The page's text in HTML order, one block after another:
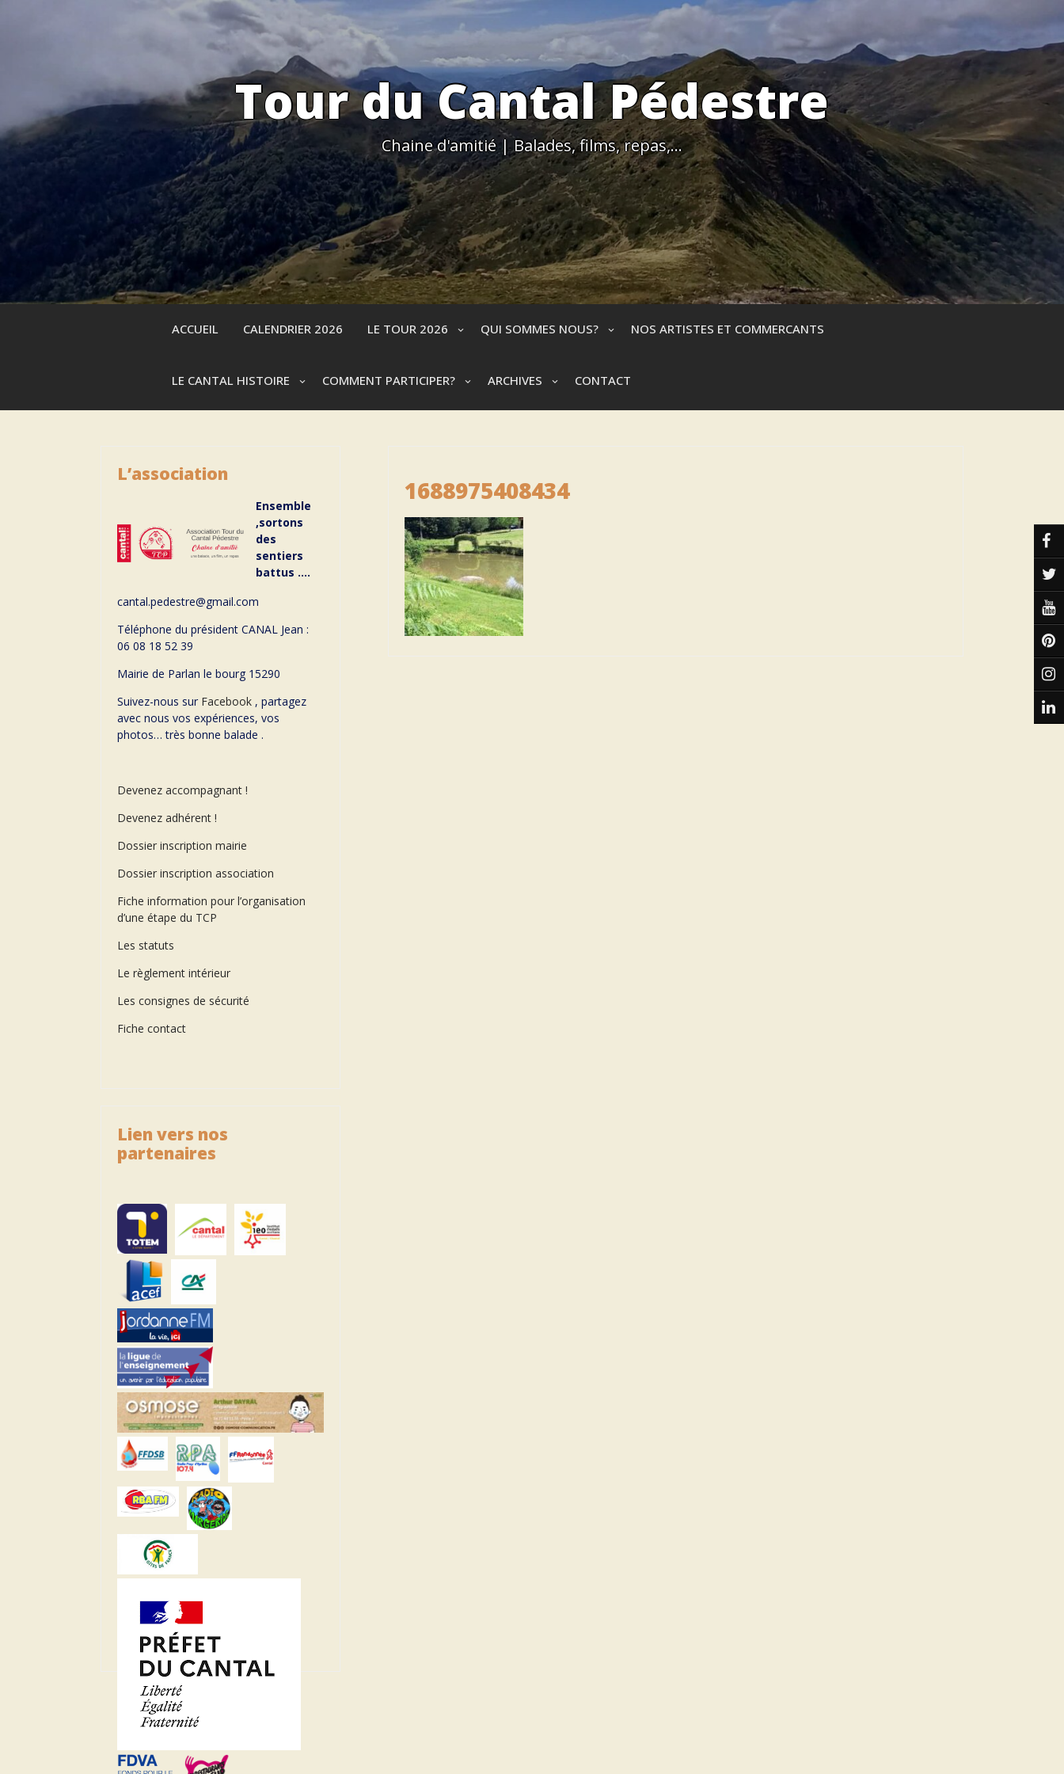
Tour du Cantal Pédestre
Chaine d'amitié | Balades, films, repas,…
ACCUEIL CALENDRIER 2026 LE TOUR 2026 QUI SOMMES NOUS? NOS ARTISTES ET COMMERCANTS
LE CANTAL HISTOIRE COMMENT PARTICIPER? ARCHIVES CONTACT
1688975408434
L’association
Ensemble
,sortons
des
sentiers
battus ….
cantal.pedestre@gmail.com
Téléphone du président CANAL Jean :
06 08 18 52 39
Mairie de Parlan le bourg 15290
Suivez-nous sur Facebook , partagez
avec nous vos expériences, vos
photos… très bonne balade .
Devenez accompagnant !
Devenez adhérent !
Dossier inscription mairie
Dossier inscription association
Fiche information pour l’organisation
d’une étape du TCP
Les statuts
Le règlement intérieur
Les consignes de sécurité
Fiche contact
Lien vers nos
partenaires